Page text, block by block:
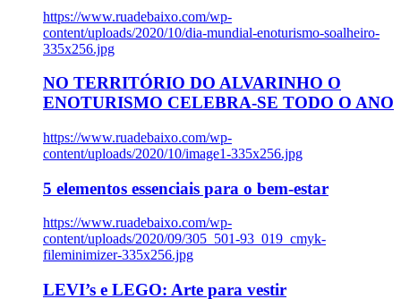
https://www.ruadebaixo.com/wp-
content/uploads/2020/10/dia-mundial-enoturismo-soalheiro-
335x256.jpg
NO TERRITÓRIO DO ALVARINHO O
ENOTURISMO CELEBRA-SE TODO O ANO
https://www.ruadebaixo.com/wp-
content/uploads/2020/10/image1-335x256.jpg
5 elementos essenciais para o bem-estar
https://www.ruadebaixo.com/wp-
content/uploads/2020/09/305_501-93_019_cmyk-
fileminimizer-335x256.jpg
LEVI’s e LEGO: Arte para vestir